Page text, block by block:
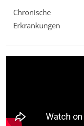
Chronische
Erkrankungen